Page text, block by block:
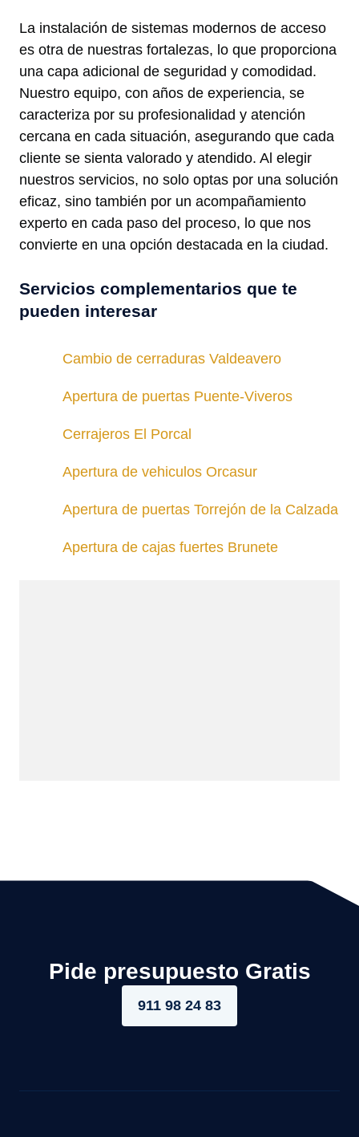
La instalación de sistemas modernos de acceso
es otra de nuestras fortalezas, lo que proporciona
una capa adicional de seguridad y comodidad.
Nuestro equipo, con años de experiencia, se
caracteriza por su profesionalidad y atención
cercana en cada situación, asegurando que cada
cliente se sienta valorado y atendido. Al elegir
nuestros servicios, no solo optas por una solución
eficaz, sino también por un acompañamiento
experto en cada paso del proceso, lo que nos
convierte en una opción destacada en la ciudad.
Servicios complementarios que te
pueden interesar
Cambio de cerraduras Valdeavero
Apertura de puertas Puente-Viveros
Cerrajeros El Porcal
Apertura de vehiculos Orcasur
Apertura de puertas Torrejón de la Calzada
Apertura de cajas fuertes Brunete
Pide presupuesto Gratis
911 98 24 83